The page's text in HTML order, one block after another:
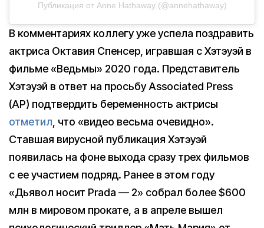
Публикация от Anne Hathaway (@annehathaway)
В комментариях коллегу уже успела поздравить
актриса Октавия Спенсер, игравшая с Хэтэуэй в
фильме «Ведьмы» 2020 года. Представитель
Хэтэуэй в ответ на просьбу Associated Press
(AP) подтвердить беременность актрисы
отметил , что «видео весьма очевидно».
Ставшая вирусной публикация Хэтэуэй
появилась на фоне выхода сразу трех фильмов
с ее участием подряд. Ранее в этом году
«Дьявол носит Prada — 2» собрал более $600
млн в мировом прокате, а в апреле вышел